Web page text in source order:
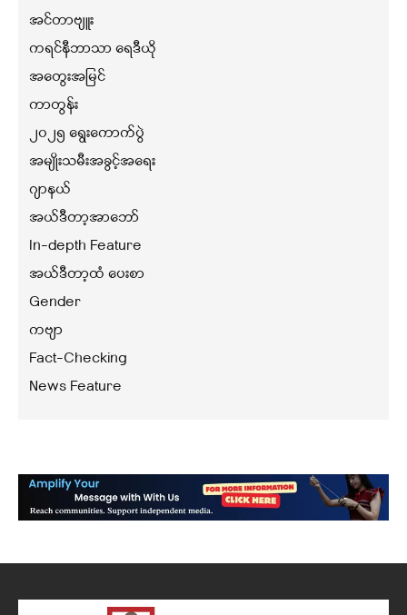
အင်တာဗျူး
ကရင်နီဘာသာ ရေဒီယို
အတွေးအမြင်
ကာတွန်း
၂၀၂၅ ရွေးကောက်ပွဲ
အမျိုးသမီးအခွင့်အရေး
ဂျာနယ်
အယ်ဒီတာ့အာဘော်
In-depth Feature
အယ်ဒီတာ့ထံ ပေးစာ
Gender
ကဗျာ
Fact-Checking
News Feature